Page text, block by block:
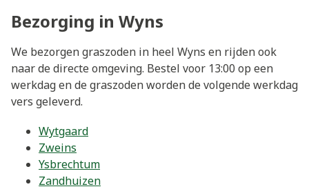
Bezorging in Wyns
We bezorgen graszoden in heel Wyns en rijden ook
naar de directe omgeving. Bestel voor 13:00 op een
werkdag en de graszoden worden de volgende werkdag
vers geleverd.
Wytgaard
Zweins
Ysbrechtum
Zandhuizen